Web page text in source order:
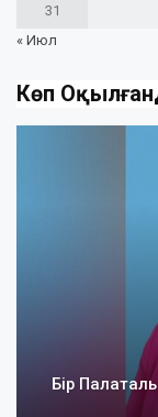
31
« Июл
Көп
Бір